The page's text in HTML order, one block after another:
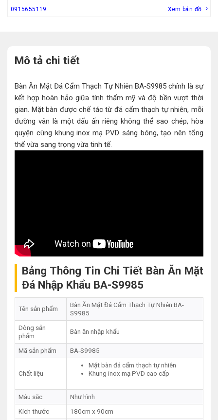
0915655119 Xem bản đồ
Mô tả chi tiết
Bàn Ăn Mặt Đá Cẩm Thạch Tự Nhiên BA‑S9985 chính là sự
kết hợp hoàn hảo giữa tính thẩm mỹ và độ bền vượt thời
gian. Mặt bàn được chế tác từ đá cẩm thạch tự nhiên, mỗi
đường vân là một dấu ấn riêng không thể sao chép, hòa
quyện cùng khung inox mạ PVD sáng bóng, tạo nên tổng
thể vừa sang trọng vừa tinh tế.
Bảng Thông Tin Chi Tiết Bàn Ăn Mặt
Đá Nhập Khẩu BA-S9985
Tên sản phẩm
Bàn Ăn Mặt Đá Cẩm Thạch Tự Nhiên BA-
S9985
Dòng sản
phẩm
Bàn ăn nhập khẩu
Mã sản phẩm BA-S9985
Chất liệu
Mặt bàn đá cẩm thạch tự nhiên
Khung inox mạ PVD cao cấp
Màu sắc
Như hình
Kích thước
180cm x 90cm